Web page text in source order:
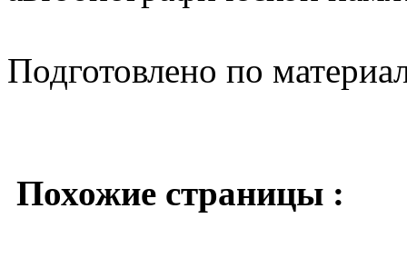
Подготовлено по
Похожие страницы :